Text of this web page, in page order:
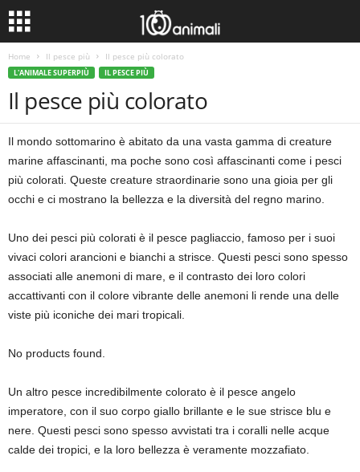
Home Il pesce più Il pesce più colorato
L'ANIMALE SUPERPIÙ IL PESCE PIÙ
Il pesce più colorato
Il mondo sottomarino è abitato da una vasta gamma di creature
marine affascinanti, ma poche sono così affascinanti come i pesci
più colorati. Queste creature straordinarie sono una gioia per gli
occhi e ci mostrano la bellezza e la diversità del regno marino.
Uno dei pesci più colorati è il pesce pagliaccio, famoso per i suoi
vivaci colori arancioni e bianchi a strisce. Questi pesci sono spesso
associati alle anemoni di mare, e il contrasto dei loro colori
accattivanti con il colore vibrante delle anemoni li rende una delle
viste più iconiche dei mari tropicali.
No products found.
Un altro pesce incredibilmente colorato è il pesce angelo
imperatore, con il suo corpo giallo brillante e le sue strisce blu e
nere. Questi pesci sono spesso avvistati tra i coralli nelle acque
calde dei tropici, e la loro bellezza è veramente mozzafiato.